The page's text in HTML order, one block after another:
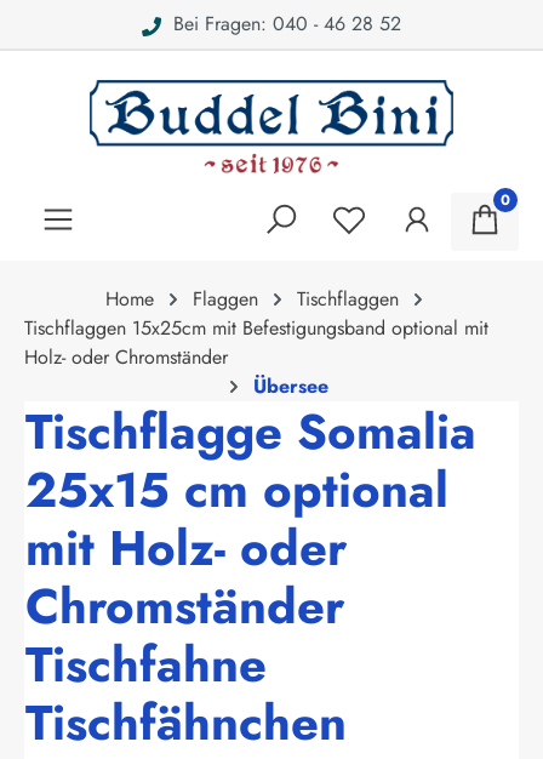
Bei Fragen: 040 - 46 28 52
0
Home Flaggen
Tischflaggen
Tischflaggen 15x25cm mit Befestigungsband optional mit
Holz- oder Chromständer
Übersee
Tischflagge Somalia
25x15 cm optional
mit Holz- oder
Chromständer
Tischfahne
Tischfähnchen